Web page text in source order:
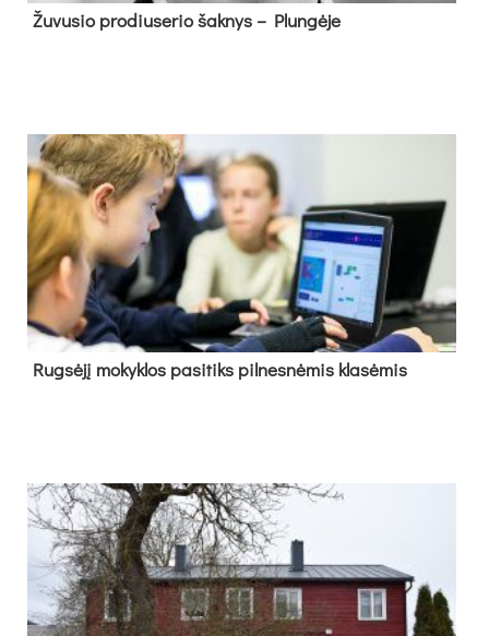
Žu­vu­sio pro­diu­se­rio šak­nys – Plun­gė­je
Rug­sė­jį mo­kyk­los pa­si­tiks pil­nes­nė­mis kla­sė­mis